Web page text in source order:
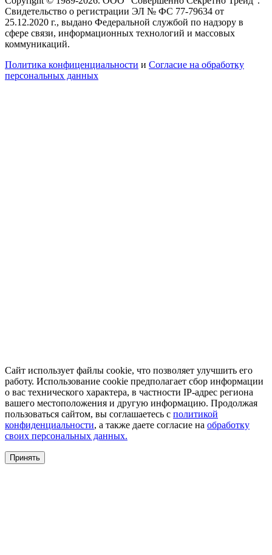
Свидетельство о регистрации ЭЛ № ФС 77-79634 от
25.12.2020 г., выдано Федеральной службой по надзору в
сфере связи, информационных технологий и массовых
коммуникаций.
Политика конфиценциальности и Согласие на обработку
персональных данных
Сайт использует файлы cookie, что позволяет улучшить его
работу. Использование cookie предполагает сбор информации
о вас технического характера, в частности IP-адрес региона
вашего местоположения и другую информацию. Продолжая
пользоваться сайтом, вы соглашаетесь с политикой
конфиденциальности, а также даете согласие на обработку
своих персональных данных.
Принять